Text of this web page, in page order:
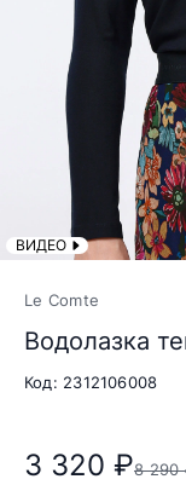
ВИДЕО
Le Comte
Водолазка
Код: 2312106008
3 320 ₽8 290